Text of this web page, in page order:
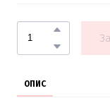
ОПИС